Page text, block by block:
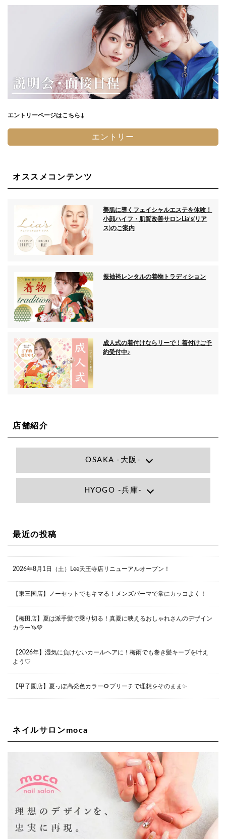
エントリーページはこちら↓
エントリー
オススメコンテンツ
美肌に導くフェイシャルエステを体験！
小顔ハイフ・肌質改善サロンLia’s(リア
ス)のご案内
振袖袴レンタルの着物トラディション
成人式の着付けならリーで！着付けご予
約受付中♪
店舗紹介
OSAKA -大阪-
大阪府大阪市北区小松原町1-27梅田エビスビル7F
Lee京橋店
大阪府大阪市都島区東野田町２丁目９－２３ 晃進ビル2F
ビル1F
Lee四ツ橋店
ｓａｎｔビルＢ１Ｆ
06-6537-9791
Lee上新庄Vita店
大阪市東淀川区瑞光1-4-1 カサデルドイ 2F
06-6195-3667
HYOGO -兵庫-
兵庫県西宮市甲子園九番町1-2 フラットライフワーク1F
最近の投稿
2026年8月1日（土）Lee天王寺店リニューアルオープン！
【東三国店】ノーセットでもキマる！メンズパーマで常にカッコよく！
【梅田店】夏は派手髪で乗り切る！真夏に映えるおしゃれさんのデザイン
カラー🦄💚
【2026年】湿気に負けないカールヘアに！梅雨でも巻き髪キープを叶え
よう♡
【甲子園店】夏っぽ高発色カラー🌻ブリーチで理想をそのまま✨
ネイルサロンmoca